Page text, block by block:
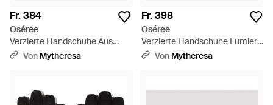
Fr. 384
Oséree
Verzierte Handschuhe Aus
Mesh - Weiß
Von Mytheresa
Fr. 398
Oséree
Verzierte Handschuhe Lumiere
- Braun
Von Mytheresa